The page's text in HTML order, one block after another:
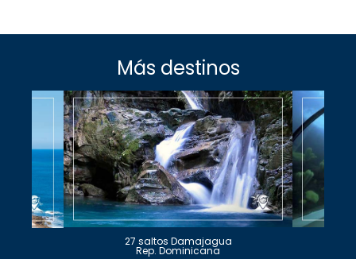
Más destinos
27 saltos Damajagua
Rep. Dominicana